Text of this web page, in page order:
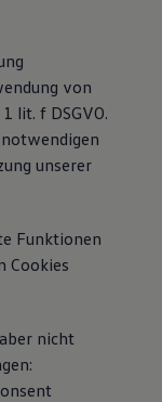
von
lit. f DSGVO.
unserer
Funktionen
Cookies
nicht